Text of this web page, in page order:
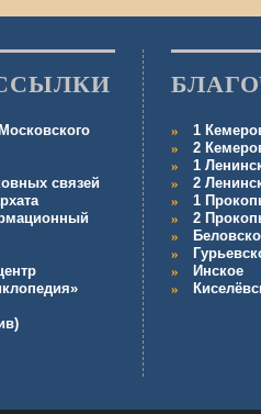
связей
1
2
1
2
1
2
Инское